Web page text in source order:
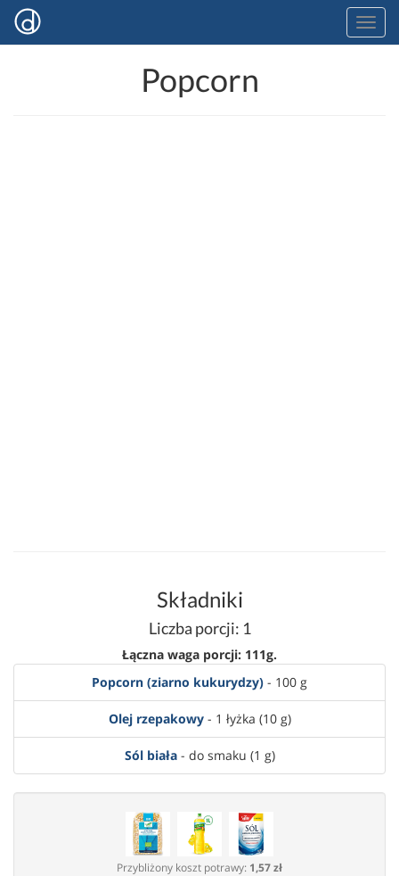
Popcorn
Składniki
Liczba porcji: 1
Łączna waga porcji: 111g.
Popcorn (ziarno kukurydzy) - 100 g
Olej rzepakowy- 1 łyżka (10 g)
Sól biała- do smaku (1 g)
Przybliżony koszt potrawy: 1,57 zł